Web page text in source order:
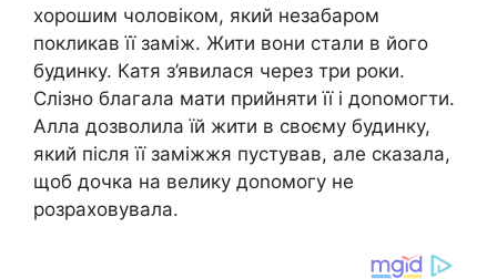
хорошим чоловіком, який незабаром
покликав її заміж. Жити вони стали в його
будинку. Катя з’явилася через три роки.
Слізно благала мати прийняти її і доnомогти.
Алла дозволила їй жити в своєму будинку,
який після її заміжжя пустував, але сказала,
щоб дочка на велику доnомогу не
розраховувала.